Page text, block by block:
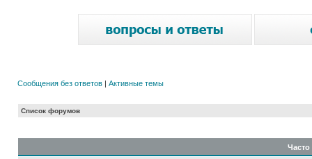
Сообщения без ответов | Активные темы
Список форумов